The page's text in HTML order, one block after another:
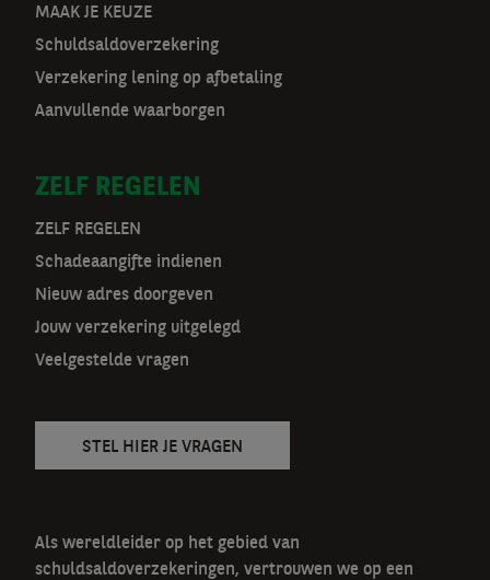
o
o
r
a
t
n
a
v
MAAK JE KEUZE
Schuldsaldoverzekering
Verzekering lening op afbetaling
Aanvullende waarborgen
ZELF REGELEN
ZELF REGELEN
Schadeaangifte indienen
Nieuw adres doorgeven
Jouw verzekering uitgelegd
Veelgestelde vragen
STEL HIER JE VRAGEN
Als wereldleider op het gebied van
schuldsaldoverzekeringen, vertrouwen we op een